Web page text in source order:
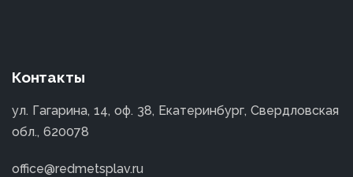
Контакты
ул. Гагарина, 14, оф. 38, Екатеринбург, Свердловская
обл., 620078
office@redmetsplav.ru